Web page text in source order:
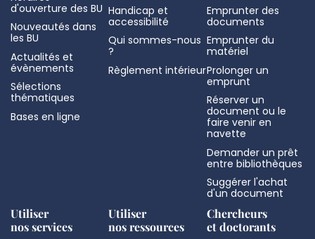
d'ouverture des BU
Nouveautés dans
les BU
Actualités et
évènements
Sélections
thématiques
Bases en ligne
Handicap et
accessibilité
Qui sommes-nous
?
Règlement intérieur
Emprunter des
documents
Emprunter du
matériel
Prolonger un
emprunt
Réserver un
document ou le
faire venir en
navette
Demander un prêt
entre bibliothèques
Suggérer l'achat
d'un document
Utiliser
nos services
Utiliser
nos ressources
Chercheurs
et doctorants